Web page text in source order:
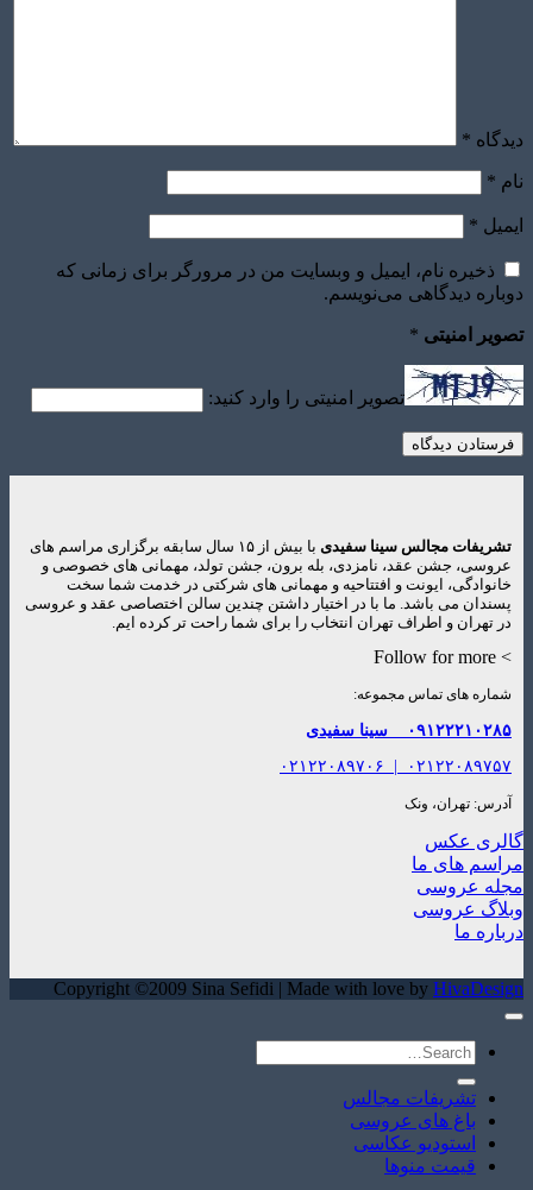
دیدگاه *
نام *
ایمیل *
ذخیره نام، ایمیل و وبسایت من در مرورگر برای زمانی که
دوباره دیدگاهی می‌نویسم.
تصویر امنیتی *
تصویر امنیتی را وارد کنید:
تشریفات مجالس سینا سفیدی
با بیش از ۱۵ سال سابقه برگزاری مراسم های
عروسی، جشن عقد، نامزدی، بله برون، جشن تولد، مهمانی های خصوصی و
خانوادگی، ایونت و افتتاحیه و مهمانی های شرکتی در خدمت شما سخت
پسندان می باشد. ما با در اختیار داشتن چندین سالن اختصاصی عقد و عروسی
در تهران و اطراف تهران انتخاب را برای شما راحت تر کرده ایم.
> Follow for more
شماره های تماس مجموعه:
۰۹۱۲۲۲۱۰۲۸۵ سینا سفیدی
۰۲۱۲۲۰۸۹۷۵۷ ۰۲۱۲۲۰۸۹۷۰۶
آدرس: تهران، ونک
گالری عکس
مراسم های ما
مجله عروسی
وبلاگ عروسی
درباره ما
Copyright ©2009 Sina Sefidi | Made with love by HivaDesign
تشریفات مجالس
باغ های عروسی
استودیو عکاسی
قیمت منوها